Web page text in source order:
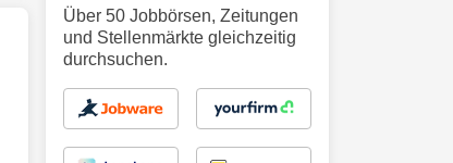
Über 50 Jobbörsen, Zeitungen
und Stellenmärkte gleichzeitig
durchsuchen.